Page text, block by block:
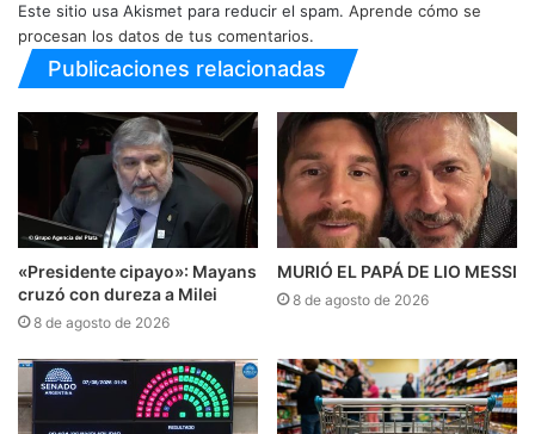
Este sitio usa Akismet para reducir el spam. Aprende cómo se
procesan los datos de tus comentarios.
Publicaciones relacionadas
«Presidente cipayo»: Mayans
cruzó con dureza a Milei
8 de agosto de 2026
MURIÓ EL PAPÁ DE LIO MESSI
8 de agosto de 2026